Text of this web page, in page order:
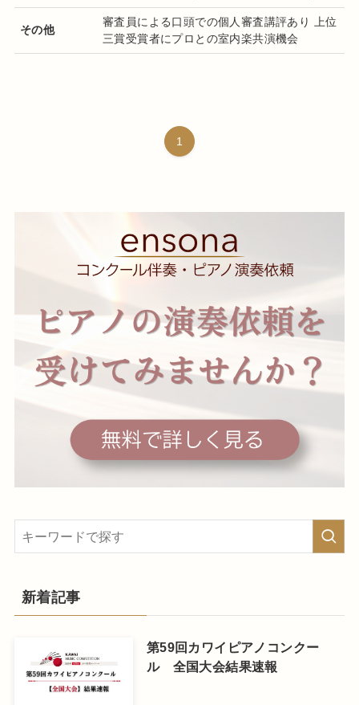
その他
審査員による口頭での個人審査講評あり 上位
三賞受賞者にプロとの室内楽共演機会
1
新着記事
第59回カワイピアノコンクー
ル 全国大会結果速報